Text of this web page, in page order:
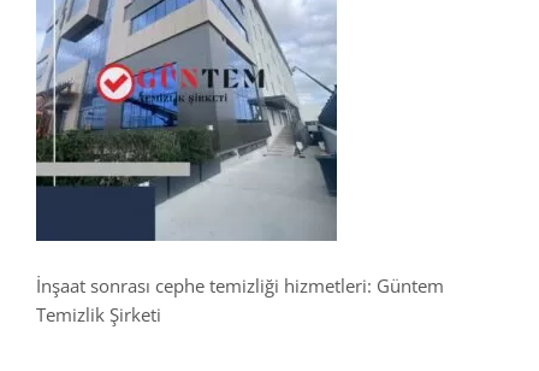
İnşaat sonrası cephe temizliği hizmetleri: Güntem
Temizlik Şirketi